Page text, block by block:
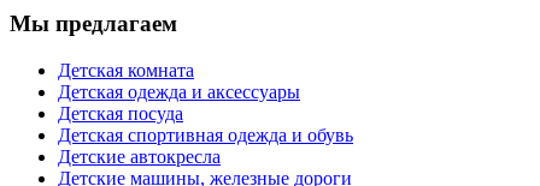
Мы предлагаем
Детская комната
Детская одежда и аксессуары
Детская посуда
Детская спортивная одежда и обувь
Детские автокресла
Детские машины, железные дороги